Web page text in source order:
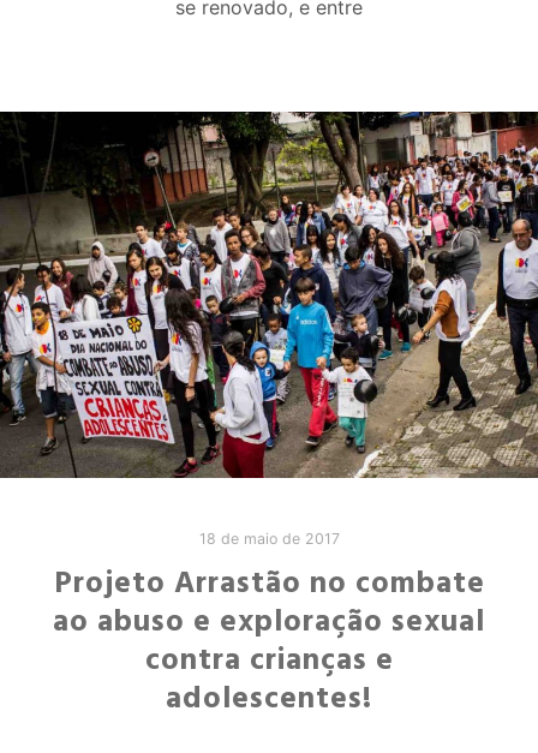
se renovado, e entre
18 de maio de 2017
Projeto Arrastão no combate
ao abuso e exploração sexual
contra crianças e
adolescentes!